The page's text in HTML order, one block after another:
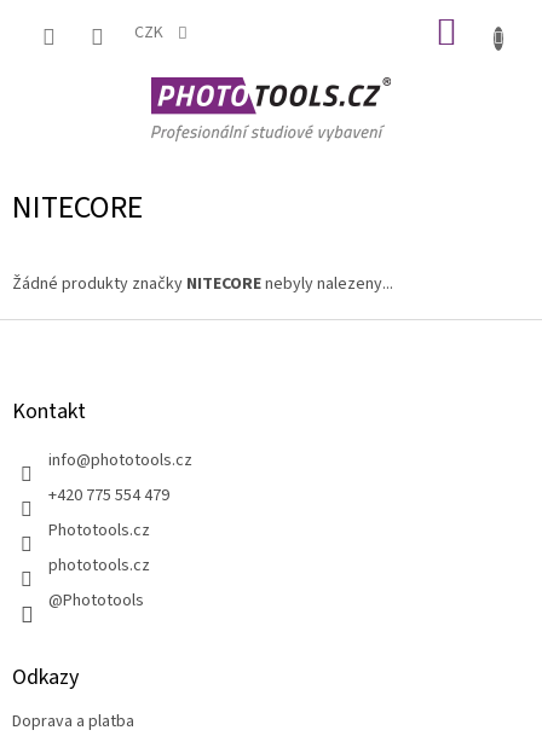
CZK
NITECORE
Žádné produkty značky NITECOREnebyly nalezeny...
Z
Kontakt
info@phototools.cz
+420 775 554 479
Phototools.cz
phototools.cz
@Phototools
Odkazy
Doprava a platba